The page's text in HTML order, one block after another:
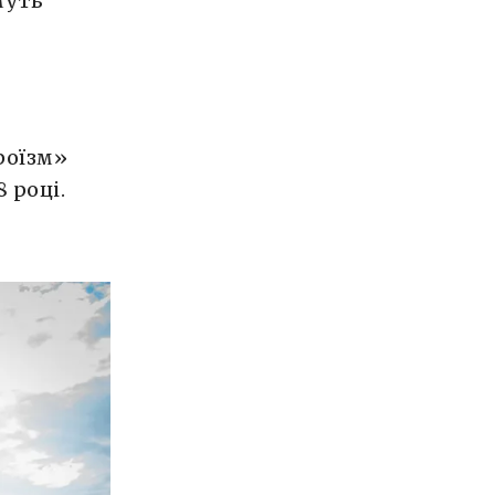
році.